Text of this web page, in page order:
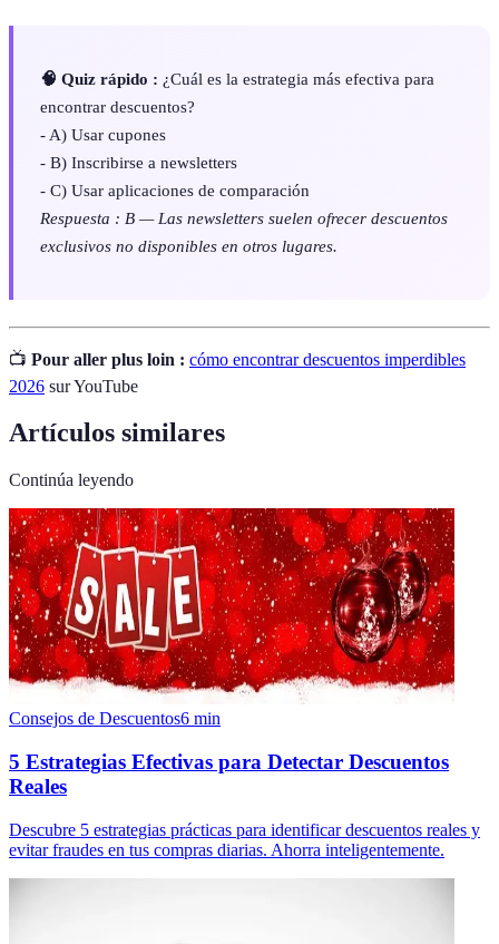
🧠 Quiz rápido : ¿Cuál es la estrategia más efectiva para
encontrar descuentos?
- A) Usar cupones
- B) Inscribirse a newsletters
- C) Usar aplicaciones de comparación
Respuesta : B — Las newsletters suelen ofrecer descuentos
exclusivos no disponibles en otros lugares.
📺 Pour aller plus loin : cómo encontrar descuentos imperdibles
2026 sur YouTube
Artículos similares
Continúa leyendo
Consejos de Descuentos6 min
5 Estrategias Efectivas para Detectar Descuentos
Reales
Descubre 5 estrategias prácticas para identificar descuentos reales y
evitar fraudes en tus compras diarias. Ahorra inteligentemente.